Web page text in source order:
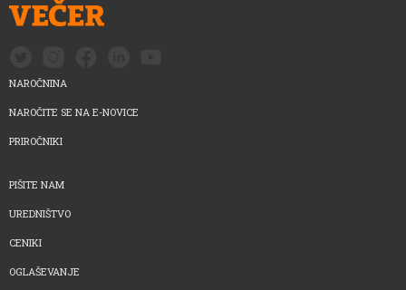
NAROČNINA
NAROČITE SE NA E-NOVICE
PRIROČNIKI
PIŠITE NAM
UREDNIŠTVO
CENIKI
OGLAŠEVANJE